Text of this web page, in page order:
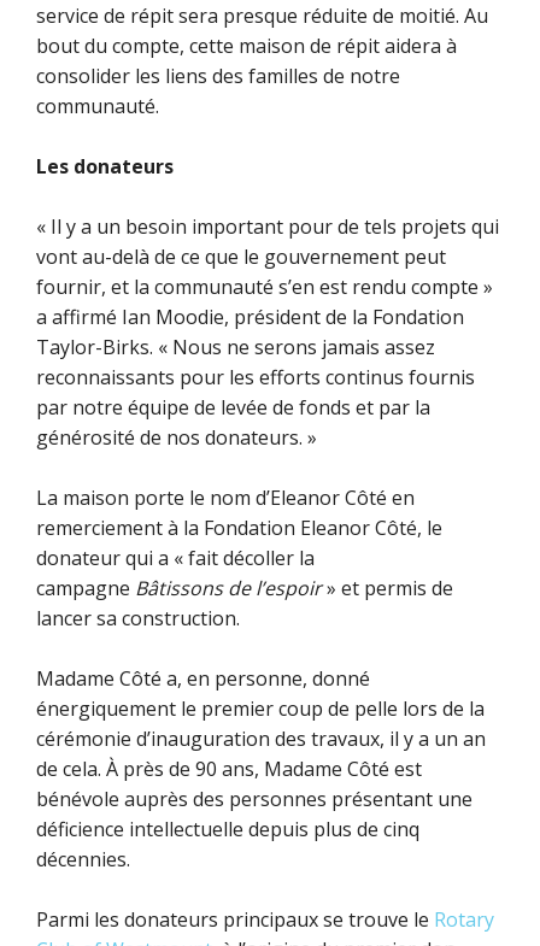
service de répit sera presque réduite de moitié. Au
bout du compte, cette maison de répit aidera à
consolider les liens des familles de notre
communauté.
Les donateurs
« Il y a un besoin important pour de tels projets qui
vont au-delà de ce que le gouvernement peut
fournir, et la communauté s’en est rendu compte »
a affirmé Ian Moodie, président de la Fondation
Taylor-Birks. « Nous ne serons jamais assez
reconnaissants pour les efforts continus fournis
par notre équipe de levée de fonds et par la
générosité de nos donateurs. »
La maison porte le nom d’Eleanor Côté en
remerciement à la Fondation Eleanor Côté, le
donateur qui a « fait décoller la
campagne Bâtissons de l’espoir» et permis de
lancer sa construction.
Madame Côté a, en personne, donné
énergiquement le premier coup de pelle lors de la
cérémonie d’inauguration des travaux, il y a un an
de cela. À près de 90 ans, Madame Côté est
bénévole auprès des personnes présentant une
déficience intellectuelle depuis plus de cinq
décennies.
Parmi les donateurs principaux se trouve le Rotary